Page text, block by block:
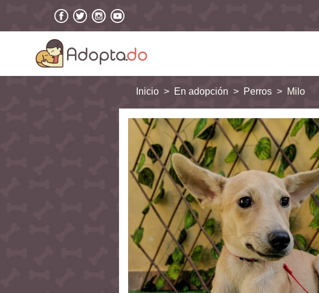
Inicio En adopción Perros Milo